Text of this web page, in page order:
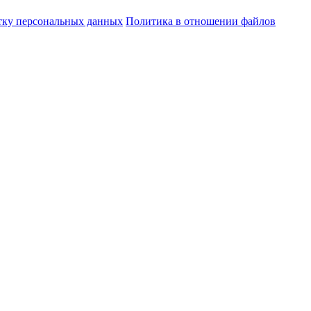
персональных данных Политика в отношении файлов